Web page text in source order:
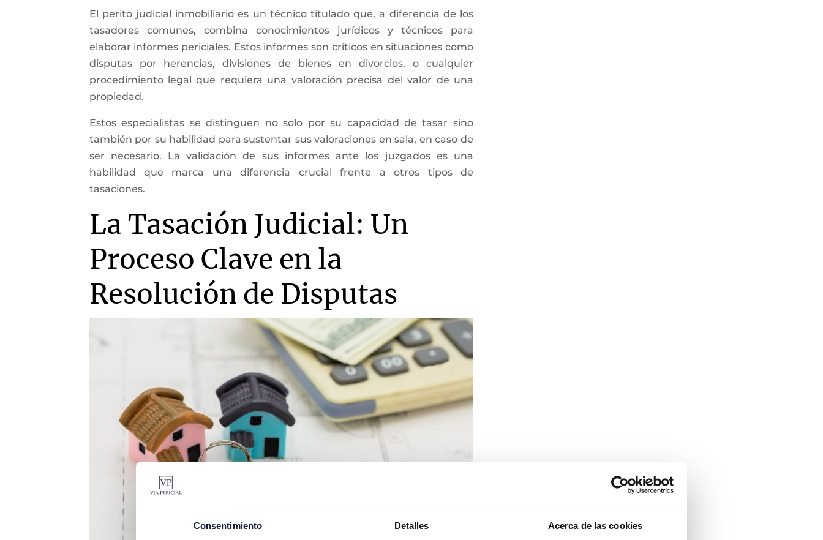
Consentimiento Detalles Acerca de las cookies
El perito judicial inmobiliario es un técnico titulado que, a diferencia de los
tasadores comunes, combina conocimientos jurídicos y técnicos para
elaborar informes periciales. Estos informes son críticos en situaciones como
disputas por herencias, divisiones de bienes en divorcios, o cualquier
procedimiento legal que requiera una valoración precisa del valor de una
propiedad.
Estos especialistas se distinguen no solo por su capacidad de tasar sino
también por su habilidad para sustentar sus valoraciones en sala, en caso de
ser necesario. La validación de sus informes ante los juzgados es una
habilidad que marca una diferencia crucial frente a otros tipos de
tasaciones.
La Tasación Judicial: Un
Proceso Clave en la
Resolución de Disputas